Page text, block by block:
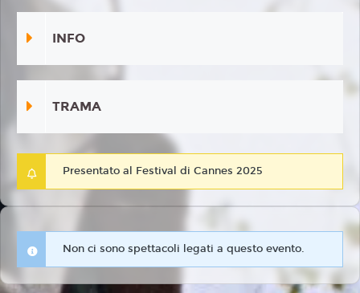
INFO
TRAMA
Presentato al Festival di Cannes 2025
Non ci sono spettacoli legati a questo evento.